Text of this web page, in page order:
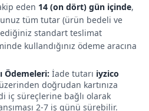
eden 14 (on dört) gün içinde,
tüm tutar (ürün bedeli ve
standart teslimat
kullandığınız ödeme aracına
Ödemeleri: İade tutarı iyzico
üzerinden doğrudan kartınıza
iç süreçlerine bağlı olarak
2-7 iş günü sürebilir.